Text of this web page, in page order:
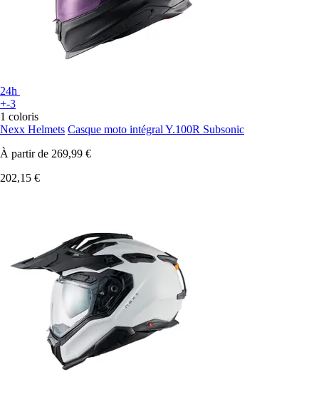
24h
+-3
1 coloris
Nexx Helmets Casque moto intégral Y.100R Subsonic
À partir de 269,99 €
202,15 €